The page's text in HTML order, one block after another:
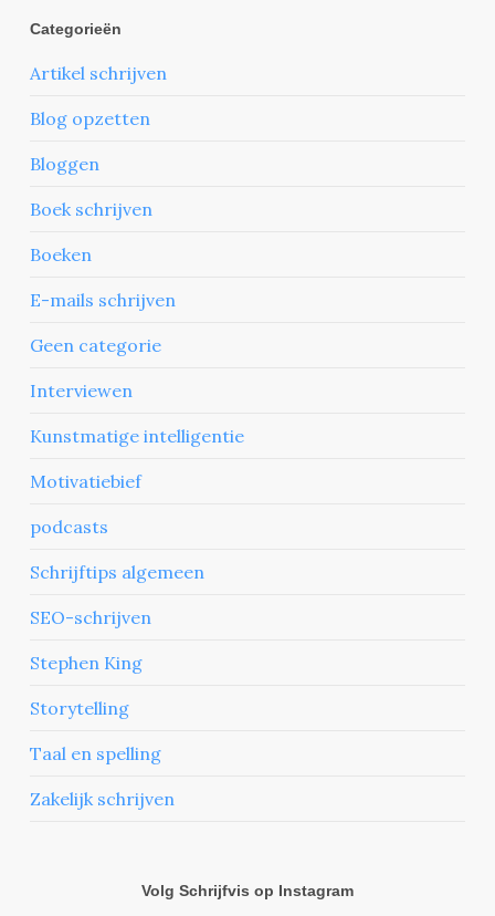
Categorieën
Artikel schrijven
Blog opzetten
Bloggen
Boek schrijven
Boeken
E-mails schrijven
Geen categorie
Interviewen
Kunstmatige intelligentie
Motivatiebief
podcasts
Schrijftips algemeen
SEO-schrijven
Stephen King
Storytelling
Taal en spelling
Zakelijk schrijven
Volg Schrijfvis op Instagram